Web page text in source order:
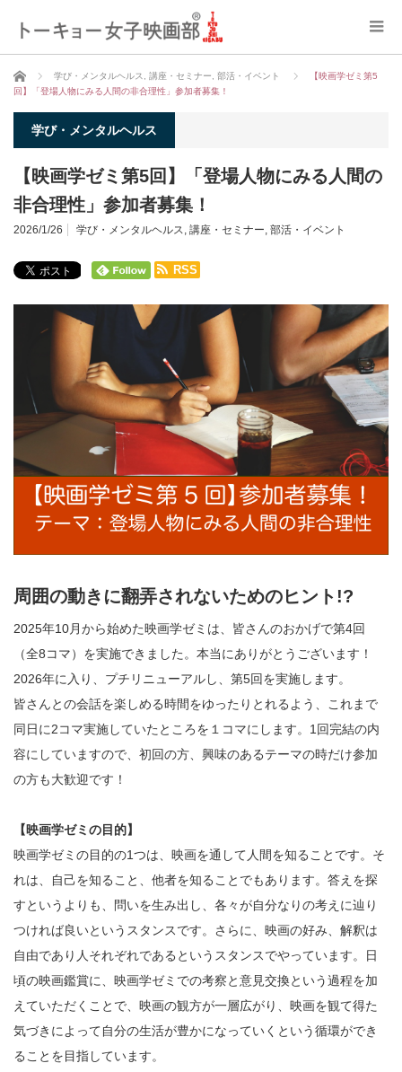
ホーム 学び・メンタルヘルス 講座・セミナー 部活・イベント
【映画学ゼミ第5
回】「登場人物にみる人間の非合理性」参加者募集！
学び・メンタルヘルス
【映画学ゼミ第5回】「登場人物にみる人間の
非合理性」参加者募集！
2026/1/26 学び・メンタルヘルス, 講座・セミナー, 部活・イベント
RSS
周囲の動きに翻弄されないためのヒント!?
2025年10月から始めた映画学ゼミは、皆さんのおかげで第4回
（全8コマ）を実施できました。本当にありがとうございます！
2026年に入り、プチリニューアルし、第5回を実施します。
皆さんとの会話を楽しめる時間をゆったりとれるよう、これまで
同日に2コマ実施していたところを１コマにします。1回完結の内
容にしていますので、初回の方、興味のあるテーマの時だけ参加
の方も大歓迎です！
【映画学ゼミの目的】
映画学ゼミの目的の1つは、映画を通して人間を知ることです。そ
れは、自己を知ること、他者を知ることでもあります。答えを探
すというよりも、問いを生み出し、各々が自分なりの考えに辿り
つければ良いというスタンスです。さらに、映画の好み、解釈は
自由であり人それぞれであるというスタンスでやっています。日
頃の映画鑑賞に、映画学ゼミでの考察と意見交換という過程を加
えていただくことで、映画の観方が一層広がり、映画を観て得た
気づきによって自分の生活が豊かになっていくという循環ができ
ることを目指しています。